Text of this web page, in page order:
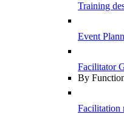
Training
Event
Facilitator
By
Facilitation